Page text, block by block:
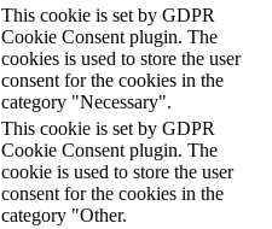
This cookie is set by GDPR
Cookie Consent plugin. The
cookies is used to store the user
consent for the cookies in the
category "Necessary".
This cookie is set by GDPR
Cookie Consent plugin. The
cookie is used to store the user
consent for the cookies in the
category "Other.